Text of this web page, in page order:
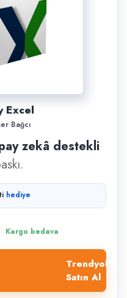
Excel
Bağcı
zekâ destekli
hediye
Kargo bedava
Trendyol'dan
Satın Al